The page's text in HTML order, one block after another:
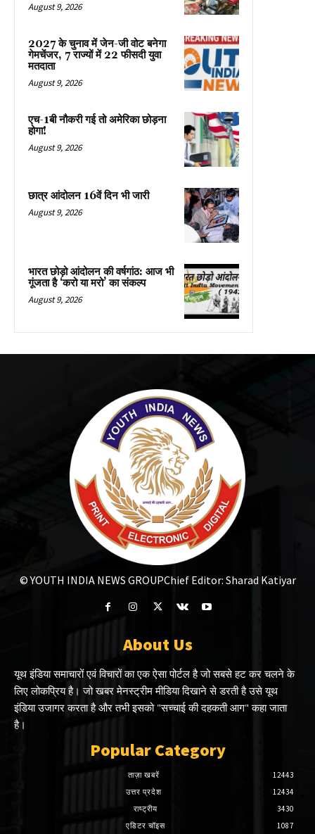
August 9, 2026
2027 के चुनाव में जेन-जी वोट बनेगा
गेमचेंजर, 7 राज्यों में 22 फीसदी युवा
मतदाता
August 9, 2026
एच-1बी नौकरी गई तो अमेरिका छोड़ना
होगा!
August 9, 2026
छात्र आंदोलन 16वें दिन भी जारी
August 9, 2026
भारत छोड़ो आंदोलन की वर्षगांठ: आज भी
गूंजता है ‘करो या मरो’ का संकल्प
August 9, 2026
© YOUTH INDIA NEWS GROUPChief Editor: Sharad Katiyar
About Us
यूथ इंडिया समाचारों एवं विचारों का एक ऐसा पोर्टल है जो सबसे हट कर चलने के
लिए लोकप्रिय है। जो खबर मेनस्ट्रीम मीडिया दिखाने से डरती है उसे यूथ
इंडिया उजागर करता है और तभी इसको "सच्चाई की दहकती आग" कहा जाता
है।
Popular Category
ताज़ा खबरें
12443
उत्तर प्रदेश
12434
राष्ट्रीय
3430
एडिटर चॉइस
1087